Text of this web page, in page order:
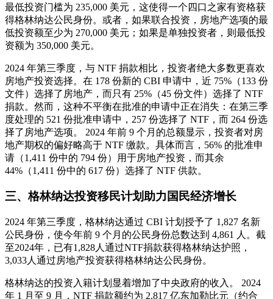
最低投资门槛为 235,000 美元，这使得一个四口之家有资格获
得格林纳达公民身份。或者，如果联合投资，房地产选项的最
低投资额至少为 270,000 美元；如果是单独投资者，则最低投
资额为 350,000 美元。
2024 年第三季度，与 NTF 捐款相比，投资者绝大多数更喜欢
房地产投资选择。在 178 份新的 CBI 申请中，近 75%（133 份
文件）选择了房地产，而只有 25%（45 份文件）选择了 NTF
捐款。然而，这种不平衡在批准的申请中正在消失：在第三季
度处理的 521 份批准申请中，257 份选择了 NTF，而 264 份选
择了房地产选项。 2024 年前 9 个月的总额显示，投资者对房
地产期权的偏好略高于 NTF 缴款。具体而言，56% 的批准申
请（1,411 份中的 794 份）用于房地产投资，而其余
44%（1,411 份中的 617 份）选择了 NTF 供款。
三、格林纳达投资移民计划助力国民经济增长
2024 年第三季度，格林纳达通过 CBI 计划授予了 1,827 名新
公民身份，使今年前 9 个月的公民身份总数达到 4,861 人。截
至2024年，已有1,828人通过NTF捐款获得格林纳达护照，
3,033人通过房地产投资获得格林纳达公民身份。
格林纳达的投资入籍计划显着增加了中央政府的收入。 2024
年 1 月至 9 月，NTF 捐款额约为 2.817 亿东加勒比元（约合